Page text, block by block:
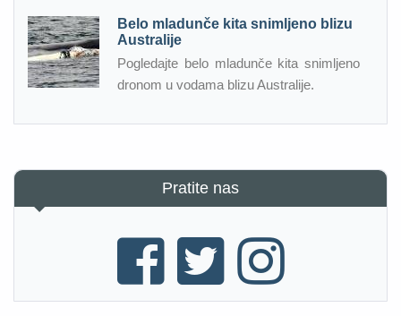
Belo mladunče kita snimljeno blizu
Australije
Pogledajte belo mladunče kita snimljeno
dronom u vodama blizu Australije.
Pratite nas